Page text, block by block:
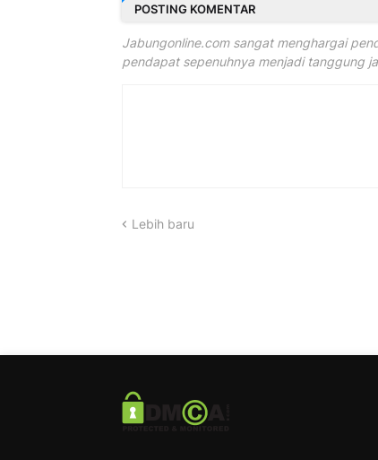
POSTING KOMENTAR
Jabungonline.com sangat menghargai
pendapat sepenuhnya menjadi tanggung
Lebih baru